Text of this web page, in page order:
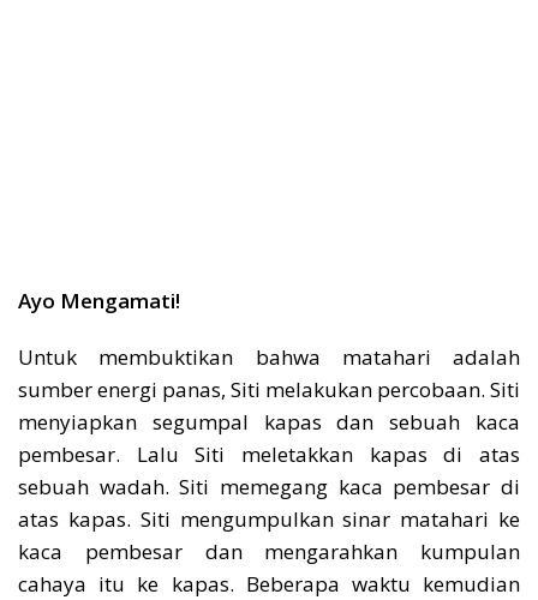
Ayo Mengamati!
Untuk membuktikan bahwa matahari adalah
sumber energi panas, Siti melakukan percobaan. Siti
menyiapkan segumpal kapas dan sebuah kaca
pembesar. Lalu Siti meletakkan kapas di atas
sebuah wadah. Siti memegang kaca pembesar di
atas kapas. Siti mengumpulkan sinar matahari ke
kaca pembesar dan mengarahkan kumpulan
cahaya itu ke kapas. Beberapa waktu kemudian